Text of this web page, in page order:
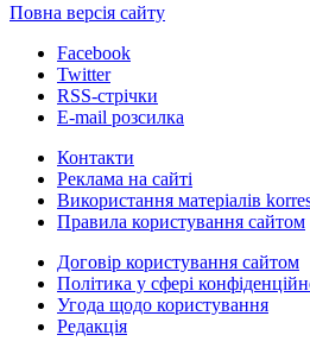
Повна версія сайту
Facebook
Twitter
RSS-стрічки
E-mail розсилка
Контакти
Реклама на сайті
Використання матеріалів
Правила користування сайтом
Договір користування сайтом
Політика у сфері
Угода щодо користування
Редакція